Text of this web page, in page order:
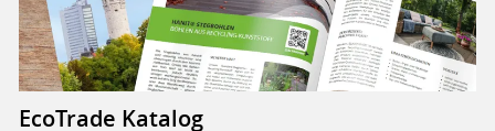
EcoTrade Katalog